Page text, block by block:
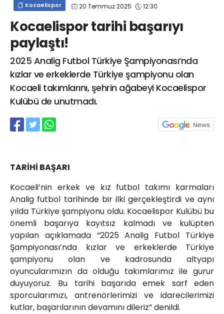
Kocaelispor 20 Temmuz 2025 12:30
Kocaelispor tarihi başarıyı
paylaştı!
2025 Analig Futbol Türkiye Şampiyonası’nda
kızlar ve erkeklerde Türkiye şampiyonu olan
Kocaeli takımlarını, şehrin ağabeyi Kocaelispor
Kulübü de unutmadı.
TARİHİ BAŞARI
Kocaeli’nin erkek ve kız futbol takımı karmaları
Analig futbol tarihinde bir ilki gerçekleştirdi ve aynı
yılda Türkiye şampiyonu oldu. Kocaelispor Kulübü bu
önemli başarıya kayıtsız kalmadı ve kulüpten
yapılan açıklamada “2025 Analig Futbol Türkiye
Şampiyonası’nda kızlar ve erkeklerde Türkiye
şampiyonu olan ve kadrosunda altyapı
oyuncularımızın da olduğu takımlarımız ile gurur
duyuyoruz. Bu tarihi başarıda emek sarf eden
sporcularımızı, antrenörlerimizi ve idarecilerimizi
kutlar, başarılarının devamını dileriz” denildi.
info@spor41.com